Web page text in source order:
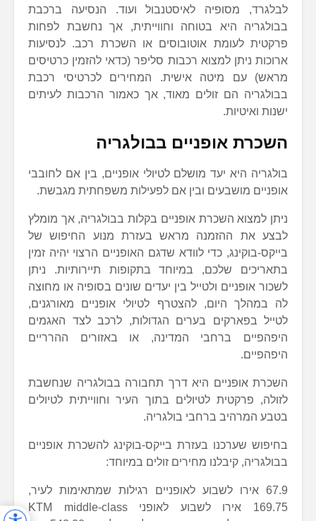
לבלגרד, מסופיה לאיסטנבול ועוד. הנסיעה ברכבת
בבולגריה היא בטוחה וחווייתית, אך נחשבת לפחות
פרקטית לעומת אוטובוסים או השכרת רכב. לנסיעות
ארוכות ניתן למצוא רכבות סליפר (כדאי להזמין כרטיסים
מראש) עם מיטה אישית. המחירים לכרטיסי רכבת
בבולגריה הם זולים מאוד, אך כאמור הרכבות לעיתים
ישנות ואיטיות.
השכרת אופניים בבולגריה
בולגריה היא יעד מושלם לטיולי אופניים, בין אם לחובבי
אופניים מושבעים ובין אם לפעילות משפחתית מגבשת.
ניתן למצוא השכרת אופניים בקלות בבולגריה, אך מומלץ
לבצע את ההזמנה מראש בעזרת מנוע החיפוש של
בייקס-בוקינג, כדי לוודא שדגם האופניים הרצוי יהיה זמין
בתאריכים שלכם, במיוחד בתקופות תיירותיות. ניתן
לשכור אופניים ולטייל בין יעדים שונים בסופיה או מחוצה
לה במהלך היום, להצטרף לטיולי אופניים מאורגנים,
לטייל בפארקים בערים הגדולות, לרכב לצד האגמים
היפהפיים ברחבי המדינה, או באזורים ההרריים
היפהפיים.
השכרת אופניים היא דרך תחבורה בבולגריה שנחשבת
לזולה, פרקטית לטיולים בתוך העיר וחווייתית לטיולים
בטבע המרהיב ברחבי בולגריה.
בחיפוש שערכנו בעזרת בייקס-בוקינג להשכרת אופניים
בבולגריה, קיבלנו מחירים זולים במיוחד:
67.9 אירו לשבוע לאופניים רגילות שמתאימות לעיר,
169.75 אירו לשבוע לאופני KTM middle-class